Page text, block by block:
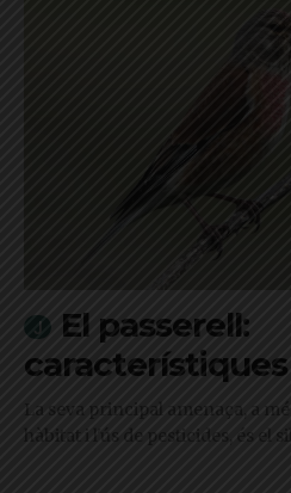
El passerell:
La seva principal amenaça, a
hàbitat i l'ús de pesticides, és el